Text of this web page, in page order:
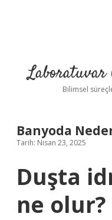
Laboratuvar
Bilimsel
Banyoda
Tarih: Nisan 23, 2025
Duşta
ne olur?